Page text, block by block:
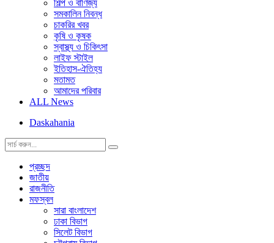
শিল্প ও বাণিজ্য
সমকালিন নিবন্ধ
চাকরির খবর
কৃষি ও কৃষক
স্বাস্থ্য ও চিকিৎসা
লাইফ স্টাইল
ইতিহাস-ঐতিহ্য
মতামত
আমাদের পরিবার
ALL News
Daskahania
প্রচ্ছদ
জাতীয়
রাজনীতি
মফস্বল
সারা বাংলাদেশ
ঢাকা বিভাগ
সিলেট বিভাগ